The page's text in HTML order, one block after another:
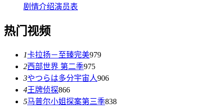
剧情介绍演员表
热门视频
1卡拉扬－至臻完美979
2西部世界 第二季975
3やつらは多分宇宙人906
4王牌侦探866
5马普尔小姐探案第三季838